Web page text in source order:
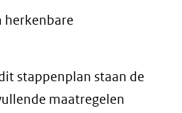
herkenbare
stappenplan staan de
maatregelen